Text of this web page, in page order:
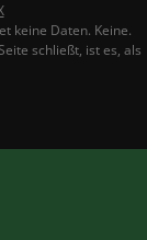
keine Daten. Keine.
schließt, ist es, als